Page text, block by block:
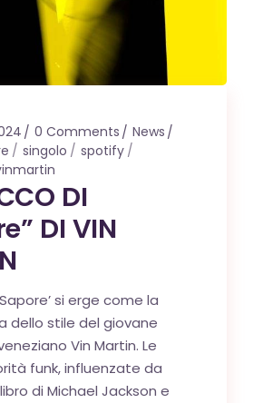
0 Comments
News
singolo
spotify
DI
DI VIN
si erge come la
dello stile del giovane
Vin Martin. Le
funk, influenzate da
di Michael Jackson e